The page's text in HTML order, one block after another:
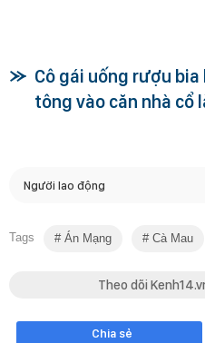
Cô gái uống rượu
tông vào căn nhà cổ
Người lao động
Tags Án Mạng Cà Mau
Theo dõi
Chia sẻ